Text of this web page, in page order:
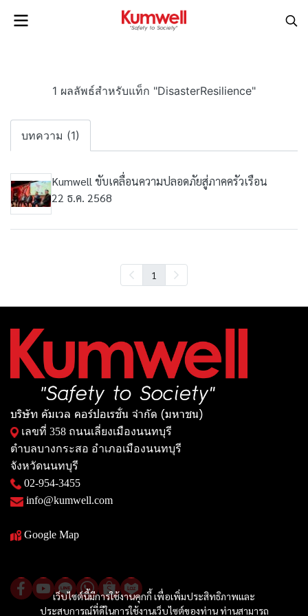
1 ผลลัพธ์สำหรับแท็ก "DisasterResilience"
บทความ (1)
Kumwell ขับเคลื่อนความปลอดภัยสู่ภาคครัวเรือน
22 ธ.ค. 2568
1
เว็บไซต์นี้มีการใช้งานคุกกี้ เพื่อเพิ่มประสิทธิภาพและ
ประสบการณ์ที่ดีในการใช้งานเว็บไซต์ของท่าน ท่านสามารถ
บริษัท คัมเวล คอร์ปอเรชั่น จำกัด (มหาชน)
เลขที่ 358 ถนนเลี่ยงเมืองนนทบุรี
ตำบลบางกระสอ อำเภอเมืองนนทบุรี
จังหวัดนนทบุรี
02-954-3455
info@kumwell.com
Google Map